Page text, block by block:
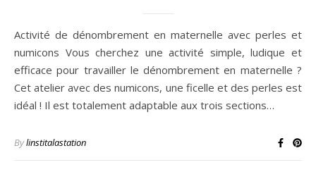
Activité de dénombrement en maternelle avec perles et
numicons Vous cherchez une activité simple, ludique et
efficace pour travailler le dénombrement en maternelle ?
Cet atelier avec des numicons, une ficelle et des perles est
idéal ! Il est totalement adaptable aux trois sections…
Bylinstitalastation